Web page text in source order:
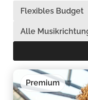
Premium